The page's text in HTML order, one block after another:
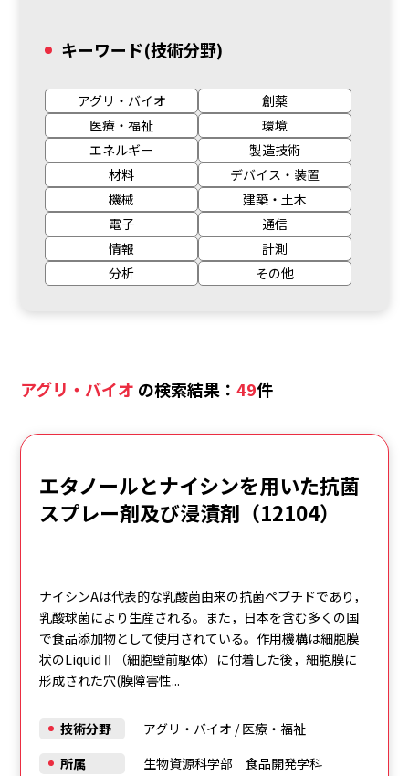
キーワード(技術分野)
アグリ・バイオ
創薬
医療・福祉
環境
エネルギー
製造技術
材料
デバイス・装置
機械
建築・土木
電子
通信
情報
計測
分析
その他
アグリ・バイオ の検索結果：49件
エタノールとナイシンを用いた抗菌
スプレー剤及び浸漬剤（12104）
ナイシンAは代表的な乳酸菌由来の抗菌ペプチドであり，
乳酸球菌により生産される。また，日本を含む多くの国
で食品添加物として使用されている。作用機構は細胞膜
状のLiquidⅡ（細胞壁前駆体）に付着した後，細胞膜に
形成された穴(膜障害性...
技術分野 アグリ・バイオ /医療・福祉
所属
生物資源科学部 食品開発学科